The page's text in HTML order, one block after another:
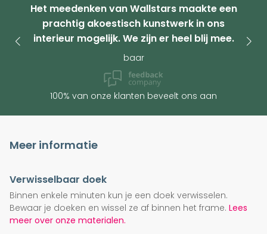
Het meedenken van Wallstars maakte een
prachtig akoestisch kunstwerk in ons
interieur mogelijk. We zijn er heel blij mee.
baar
100% van onze klanten beveelt ons aan
Meer informatie
Verwisselbaar doek
Binnen enkele minuten kun je een doek verwisselen.
Bewaar je doeken en wissel ze af binnen het frame. Lees
meer over onze materialen.